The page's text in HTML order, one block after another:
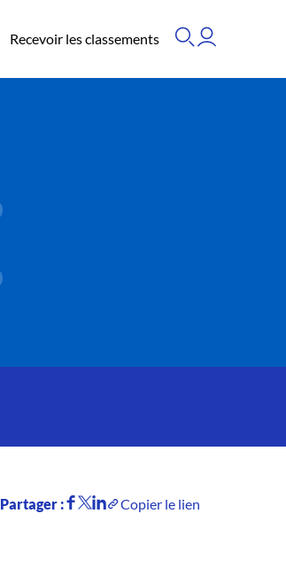
Recevoir les classements
Partager : Copier le lien